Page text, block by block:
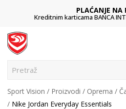
PLAĆANJE NA
Kreditnim karticama BANCA
Pretraži
Sport Vision Proizvodi Oprema
Nike Jordan Everyday Essentials